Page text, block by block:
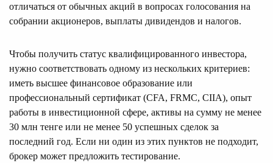
отличаться от обычных акций в вопросах голосования на
собрании акционеров, выплаты дивидендов и налогов.
Чтобы получить статус квалифицированного инвестора,
нужно соответствовать одному из нескольких критериев:
иметь высшее финансовое образование или
профессиональный сертификат (CFA, FRMC, CIIA), опыт
работы в инвестиционной сфере, активы на сумму не менее
30 млн тенге или не менее 50 успешных сделок за
последний год. Если ни один из этих пунктов не подходит,
брокер может предложить тестирование.